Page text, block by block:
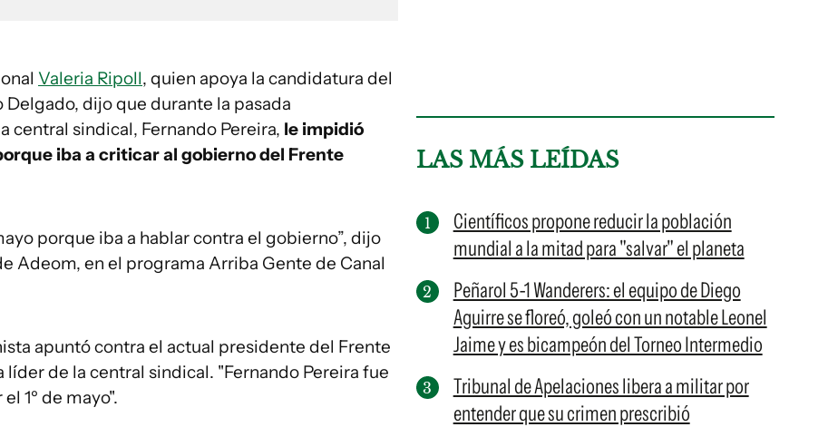
Valeria Ripoll, quien apoya la candidatura del
dijo que durante la pasada
central sindical, Fernando Pereira, le impidió
iba a criticar al gobierno del Frente
porque iba a hablar contra el gobierno”, dijo
Adeom, en el programa Arriba Gente de Canal
apuntó contra el actual presidente del Frente
de la central sindical. "Fernando Pereira fue
1º de mayo".
LAS MÁS LEÍDAS
Científicos propone reducir la población
mundial a la mitad para "salvar" el planeta
Peñarol 5-1 Wanderers: el equipo de Diego
Aguirre se floreó, goleó con un notable Leonel
Jaime y es bicampeón del Torneo Intermedio
Tribunal de Apelaciones libera a militar por
entender que su crimen prescribió